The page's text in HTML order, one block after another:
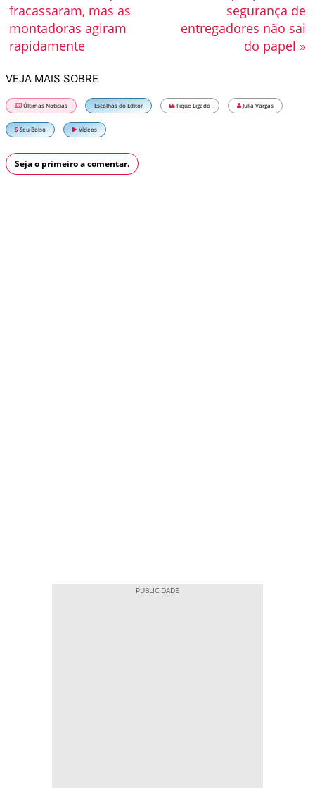
segurança de
entregadores não sai
do papel »
fracassaram, mas as
montadoras agiram
rapidamente
VEJA MAIS SOBRE
Últimas Notícias Escolhas do Editor Fique Ligado Julia Vargas
Seu Bolso Vídeos
Seja o primeiro a comentar.